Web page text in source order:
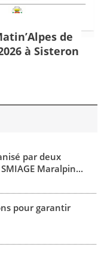
de
à Sisteron
par deux
Maralpin...
pour garantir